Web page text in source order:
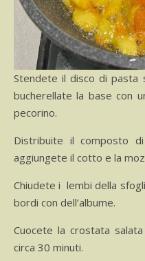
Stendete il disco di pasta
bucherellate la base con
pecorino.
Distribuite il composto
aggiungete il cotto e la
Chiudete i lembi della
bordi con dell’albume.
Cuocete la crostata
circa 30 minuti.